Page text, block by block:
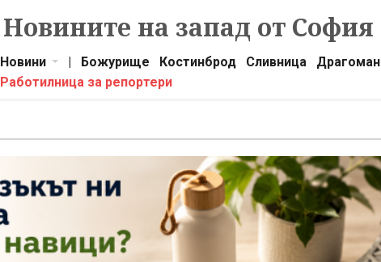
Новините на запад от София
Новини | Божурище Костинброд Сливница Драгоман
Работилница за репортери